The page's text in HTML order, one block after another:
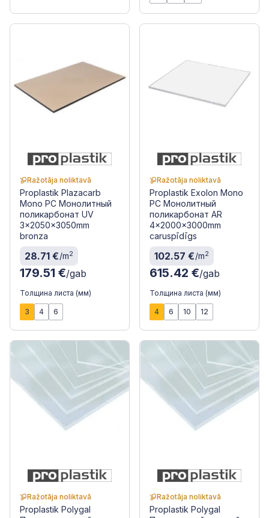
Ražotāja noliktavā
Proplastik Plazacarb
Mono PC Монолитный
поликарбонат UV
3x2050x3050mm
bronza
28.71 €/m2
179.51 €/gab
Толщина листа (мм)
3 4 6
Ražotāja noliktavā
Proplastik Exolon Mono
PC Монолитный
поликарбонат AR
4x2000x3000mm
caruspīdīgs
102.57 €/m2
615.42 €/gab
Толщина листа (мм)
4 6 10 12
Ražotāja noliktavā
Proplastik Polygal
Ražotāja noliktavā
Proplastik Polygal